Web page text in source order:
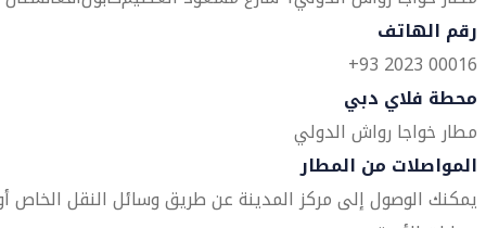
رقم الهاتف
00016 2023 93+
محطة فلاي دبي
مطار خواجا رواش الدولي
المواصلات من المطار
يمكنك الوصول إلى مركز المدينة عن طريق وسائل النقل الخاص